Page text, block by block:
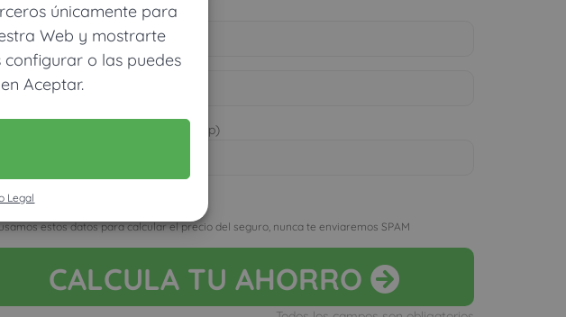
únicamente para
Web y mostrarte
configurar o las puedes
Aceptar.
Legal
(Enviamos resultados vía WhatsApp)
Acepto la nota legal y RGPD
estos datos para calcular el precio del seguro, nunca te enviaremos SPAM
CALCULA TU AHORRO